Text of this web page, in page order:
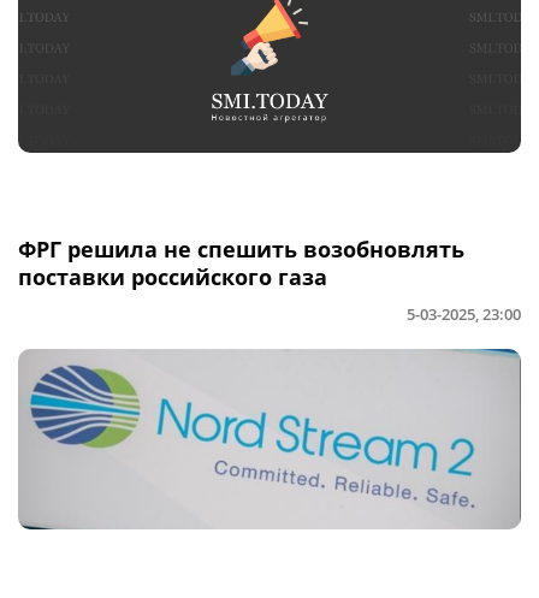
ФРГ решила не спешить возобновлять
поставки российского газа
5-03-2025, 23:00